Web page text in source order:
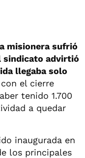
misionera sufrió
sindicato advirtió
llegaba solo
el cierre
tenido 1.700
a quedar
inaugurada en
los principales